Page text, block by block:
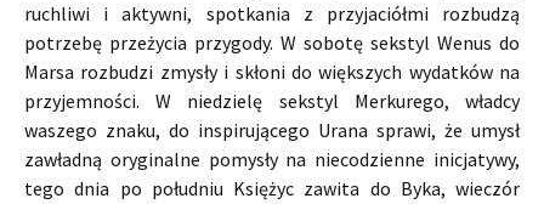
ruchliwi i aktywni, spotkania z przyjaciółmi rozbudzą
potrzebę przeżycia przygody. W sobotę sekstyl Wenus do
Marsa rozbudzi zmysły i skłoni do większych wydatków na
przyjemności. W niedzielę sekstyl Merkurego, władcy
waszego znaku, do inspirującego Urana sprawi, że umysł
zawładną oryginalne pomysły na niecodzienne inicjatywy,
tego dnia po południu Księżyc zawita do Byka, wieczór